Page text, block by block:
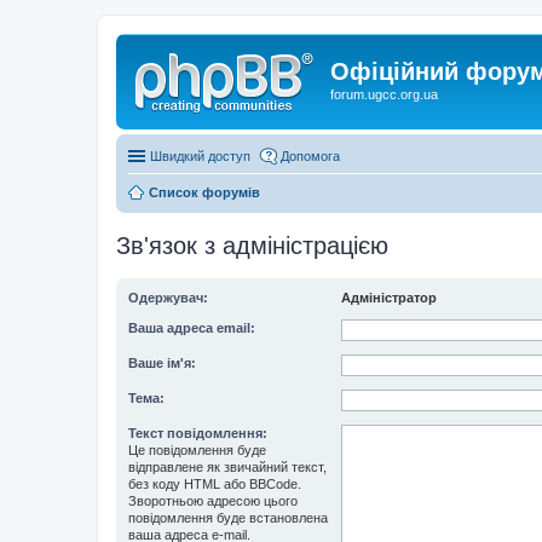
Офіційний форум
forum.ugcc.org.ua
Швидкий доступ Допомога
Список форумів
Зв'язок з адміністрацією
Одержувач: Адміністратор
Ваша адреса email:
Ваше ім'я:
Тема:
Текст повідомлення:
Це повідомлення буде
відправлене як звичайний текст,
без коду HTML або BBCode.
Зворотньою адресою цього
повідомлення буде встановлена
ваша адреса e-mail.